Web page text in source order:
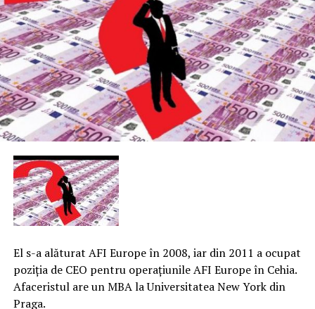
El s-a alăturat AFI Europe în 2008, iar din 2011 a ocupat
poziţia de CEO pentru operaţiunile AFI Europe în Cehia.
Afaceristul are un MBA la Universitatea New York din
Praga.